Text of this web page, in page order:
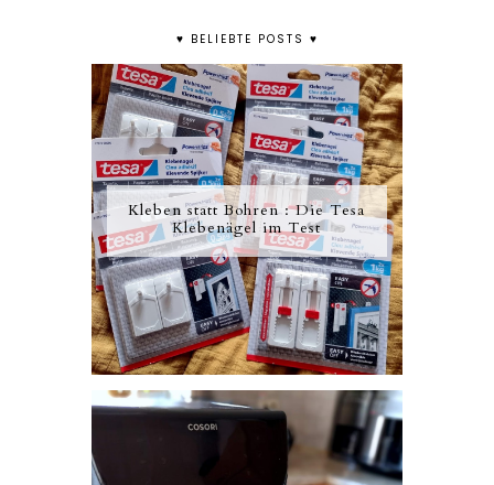
♥ BELIEBTE POSTS ♥
Kleben statt Bohren : Die Tesa
Klebenägel im Test